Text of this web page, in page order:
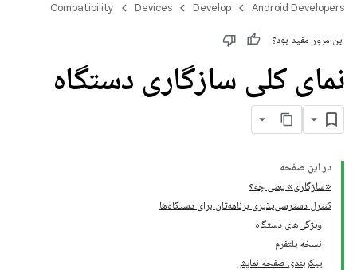
Android Developers
Develop
Devices
Compatibility
این مرور مفید بود؟
نمای کلی سازگاری دستگاه
در این صفحه
«سازگاری» یعنی چه؟
کنترل دسترسی‌پذیری برنامه‌تان برای دستگاه‌ها
ویژگی‌های دستگاه
نسخه پلتفرم
پیکربندی صفحه نمایش